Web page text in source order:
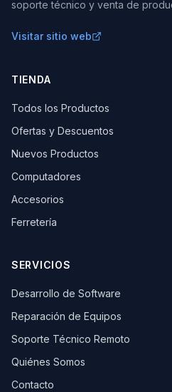
soporte técnico y venta de
Visitar sitio web
TIENDA
Todos los Productos
Ofertas y Descuentos
Nuevos Productos
Computadores
Accesorios
Ferretería
SERVICIOS
Desarrollo de Software
Reparación de Equipos
Soporte Técnico Remoto
Quiénes Somos
Contacto